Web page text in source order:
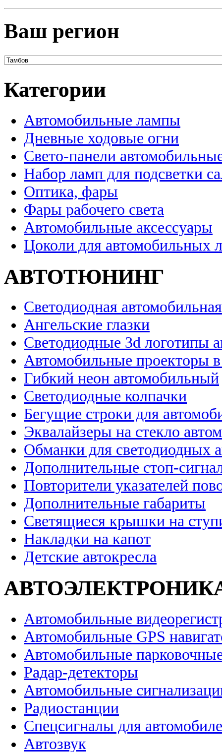
Ваш регион
Категории
Автомобильные лампы
Дневные ходовые огни
Свето-панели
Набор ламп для подсветки
Оптика, фары
Фары рабочего света
Автомобильные аксессуары
Цоколи для автомобильных
АВТОТЮНИНГ
Светодиодная
Ангельские глазки
Светодиодные 3d логотипы
Автомобильные проекторы
Гибкий неон автомобильный
Светодиодные колпачки
Бегущие строки для
Эквалайзеры на стекло
Обманки для светодиодных
Дополнительные стоп-
Повторители указателей
Дополнительные габариты
Светящиеся крышки на
Накладки на капот
Детские автокресла
Автомобильные
Автомобильные GPS
Автомобильные
Радар-детекторы
Автомобильные
Радиостанции
Спецсигналы для
Автозвук